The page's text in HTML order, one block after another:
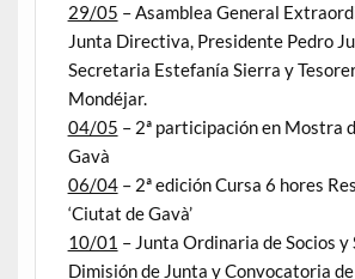
29/05 – Asamblea General
Junta Directiva, Presidente Pedro
Secretaria Estefanía Sierra y
Mondéjar.
04/05 – 2ª participación en Mostra
Gavà
06/04– 2ª edición Cursa 6 hores
‘Ciutat de Gavà’
10/01 – Junta Ordinaria de Socios y
Dimisión de Junta y Convocatoria